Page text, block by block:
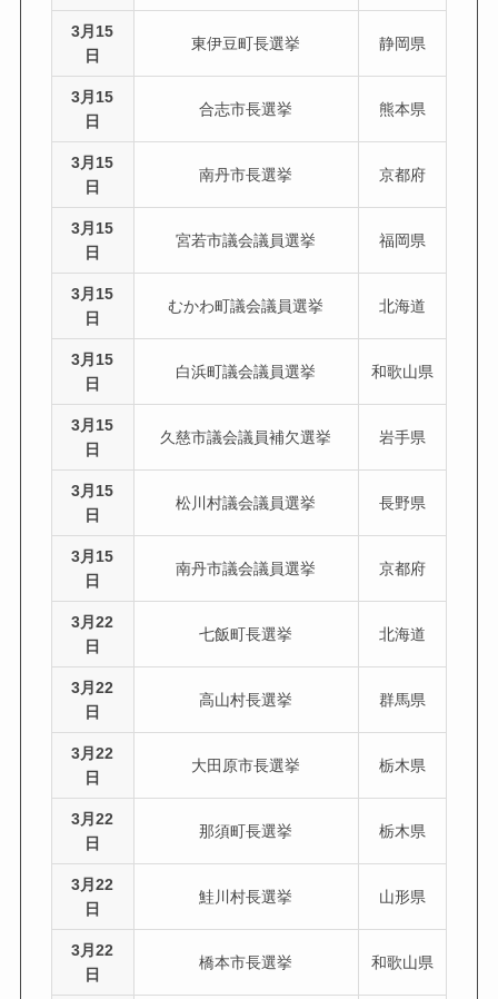
3月15
日
東伊豆町長選挙 静岡県
3月15
日
合志市長選挙 熊本県
3月15
日
南丹市長選挙 京都府
3月15
日
宮若市議会議員選挙 福岡県
3月15
日
むかわ町議会議員選挙 北海道
3月15
日
白浜町議会議員選挙 和歌山県
3月15
日
久慈市議会議員補欠選挙 岩手県
3月15
日
松川村議会議員選挙 長野県
3月15
日
南丹市議会議員選挙 京都府
3月22
日
七飯町長選挙 北海道
3月22
日
高山村長選挙 群馬県
3月22
日
大田原市長選挙 栃木県
3月22
日
那須町長選挙 栃木県
3月22
日
鮭川村長選挙 山形県
3月22
日
橋本市長選挙 和歌山県